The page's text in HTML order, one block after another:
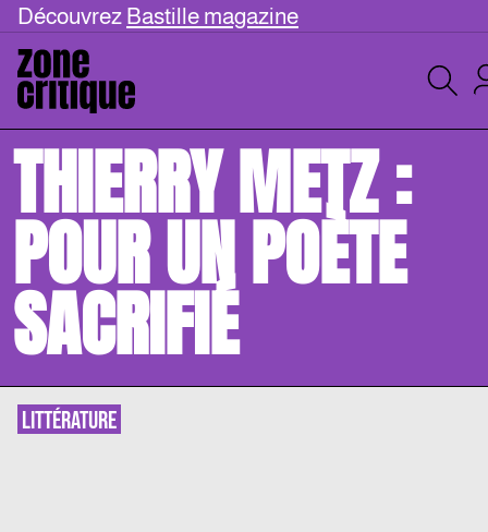
Découvrez Bastille magazine
THIERRY METZ :
POUR UN POÈTE
SACRIFIÉ
LITTÉRATURE